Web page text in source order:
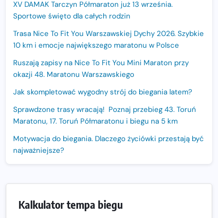
XV DAMAK Tarczyn Półmaraton już 13 września.
Sportowe święto dla całych rodzin
Trasa Nice To Fit You Warszawskiej Dychy 2026. Szybkie
10 km i emocje największego maratonu w Polsce
Ruszają zapisy na Nice To Fit You Mini Maraton przy
okazji 48. Maratonu Warszawskiego
Jak skompletować wygodny strój do biegania latem?
Sprawdzone trasy wracają! Poznaj przebieg 43. Toruń
Maratonu, 17. Toruń Półmaratonu i biegu na 5 km
Motywacja do biegania. Dlaczego życiówki przestają być
najważniejsze?
Sprawdzony przebieg i profil stworzony do szybkiego
Kalkulator tempa biegu